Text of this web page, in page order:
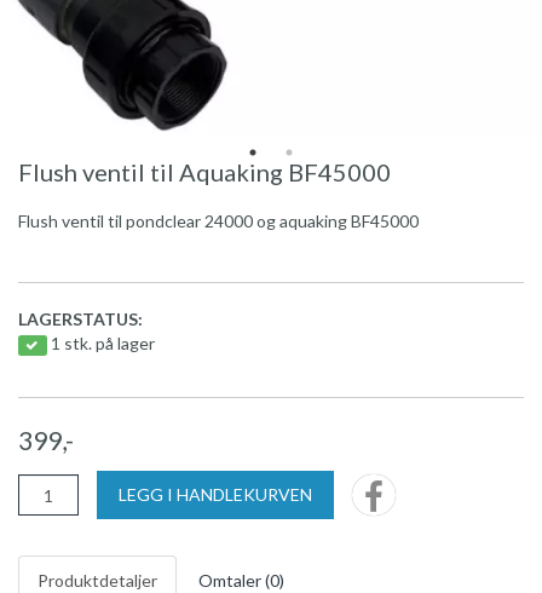
Flush ventil til Aquaking BF45000
Flush ventil til pondclear 24000 og aquaking BF45000
LAGERSTATUS:
1 stk. på lager
399,-
LEGG I HANDLEKURVEN
Produktdetaljer Omtaler (0)